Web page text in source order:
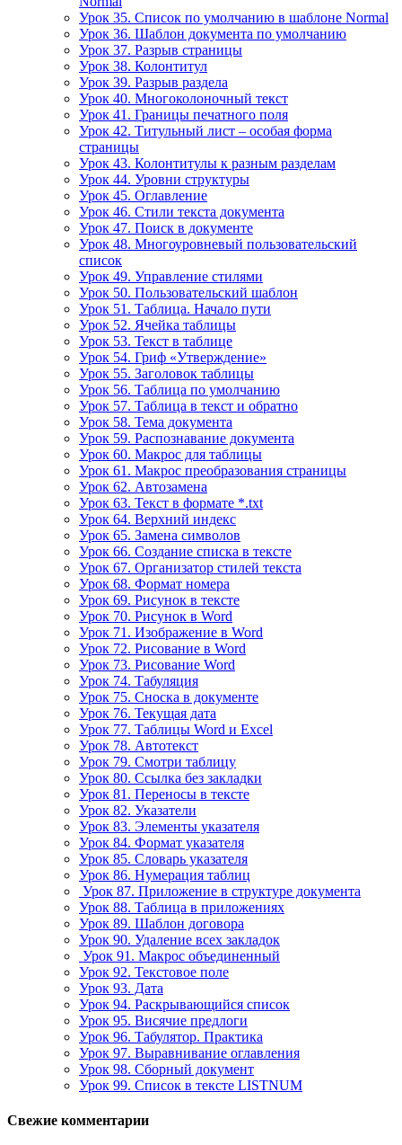
Урок 35. Список по умолчанию в шаблоне Normal
Урок 36. Шаблон документа по умолчанию
Урок 37. Разрыв страницы
Урок 38. Колонтитул
Урок 39. Разрыв раздела
Урок 40. Многоколоночный текст
Урок 41. Границы печатного поля
Урок 42. Титульный лист – особая форма
страницы
Урок 43. Колонтитулы к разным разделам
Урок 44. Уровни структуры
Урок 45. Оглавление
Урок 46. Стили текста документа
Урок 47. Поиск в документе
Урок 48. Многоуровневый пользовательский
список
Урок 49. Управление стилями
Урок 50. Пользовательский шаблон
Урок 51. Таблица. Начало пути
Урок 52. Ячейка таблицы
Урок 53. Текст в таблице
Урок 54. Гриф «Утверждение»
Урок 55. Заголовок таблицы
Урок 56. Таблица по умолчанию
Урок 57. Таблица в текст и обратно
Урок 58. Тема документа
Урок 59. Распознавание документа
Урок 60. Макрос для таблицы
Урок 61. Макрос преобразования страницы
Урок 62. Автозамена
Урок 63. Текст в формате *.txt
Урок 64. Верхний индекс
Урок 65. Замена символов
Урок 66. Создание списка в тексте
Урок 67. Организатор стилей текста
Урок 68. Формат номера
Урок 69. Рисунок в тексте
Урок 70. Рисунок в Word
Урок 71. Изображение в Word
Урок 72. Рисование в Word
Урок 73. Рисование Word
Урок 74. Табуляция
Урок 75. Сноска в документе
Урок 76. Текущая дата
Урок 77. Таблицы Word и Excel
Урок 78. Автотекст
Урок 79. Смотри таблицу
Урок 80. Ссылка без закладки
Урок 81. Переносы в тексте
Урок 82. Указатели
Урок 83. Элементы указателя
Урок 84. Формат указателя
Урок 85. Словарь указателя
Урок 86. Нумерация таблиц
Урок 87. Приложение в структуре документа
Урок 88. Таблица в приложениях
Урок 89. Шаблон договора
Урок 90. Удаление всех закладок
Урок 91. Макрос объединенный
Урок 92. Текстовое поле
Урок 93. Дата
Урок 94. Раскрывающийся список
Урок 95. Висячие предлоги
Урок 96. Табулятор. Практика
Урок 97. Выравнивание оглавления
Урок 98. Сборный документ
Урок 99. Список в тексте LISTNUM
Свежие комментарии